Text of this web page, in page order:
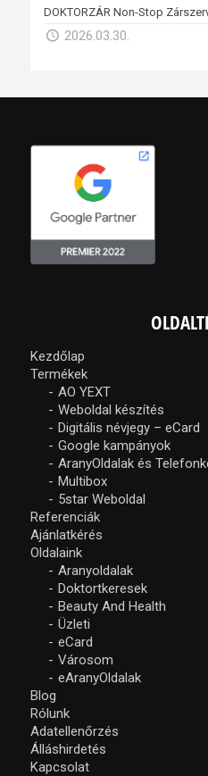
DOKTORZÁR Non-Stop
2026.03.30.
Kezdőlap
Termékek
AO YEXT
Weboldal készítés
Digitális névjegy – eCard
Google kampányok
AranyOldalak és
Multibox
5star Weboldal
Referenciák
Ajánlatkérés
Oldalaink
Aranyoldalak
Doktortkeresek
Beauty And Health
Üzleti
eCard
Városom
eAranyOldalak
Blog
Rólunk
Adatellenőrzés
Álláshirdetés
Kapcsolat